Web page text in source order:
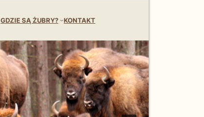
GDZIE SĄ ŻUBRY? KONTAKT